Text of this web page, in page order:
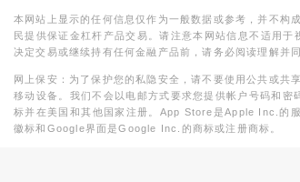
本网站上显示的任何信息仅作为一般数据或参考，并不构
民提供保证金杠杆产品交易。请注意本网站信息不适用
决定交易或继续持有任何金融产品前，请务必阅读理解并
网上保安：为了保护您的私隐安全，请不要使用公共或共
移动设备。我们不会以电邮方式要求您提供帐户号码和
标并在美国和其他国家注册。App Store是Apple Inc.
徽标和Google界面是Google Inc.的商标或注册商标。